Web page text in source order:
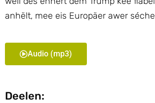
anhëlt, mee eis Europäer awer
Audio (mp3)
Deelen: